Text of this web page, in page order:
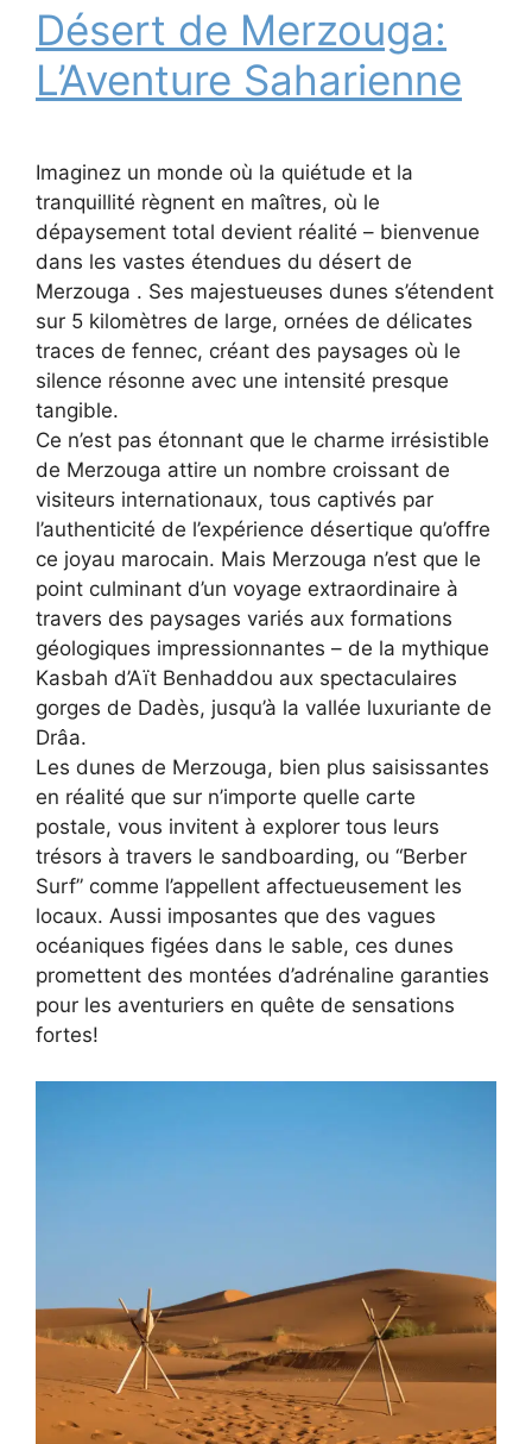
Désert de Merzouga:
L’Aventure Saharienne
Imaginez un monde où la quiétude et la
tranquillité règnent en maîtres, où le
dépaysement total devient réalité – bienvenue
dans les vastes étendues du désert de
Merzouga . Ses majestueuses dunes s’étendent
sur 5 kilomètres de large, ornées de délicates
traces de fennec, créant des paysages où le
silence résonne avec une intensité presque
tangible.
Ce n’est pas étonnant que le charme irrésistible
de Merzouga attire un nombre croissant de
visiteurs internationaux, tous captivés par
l’authenticité de l’expérience désertique qu’offre
ce joyau marocain. Mais Merzouga n’est que le
point culminant d’un voyage extraordinaire à
travers des paysages variés aux formations
géologiques impressionnantes – de la mythique
Kasbah d’Aït Benhaddou aux spectaculaires
gorges de Dadès, jusqu’à la vallée luxuriante de
Drâa.
Les dunes de Merzouga, bien plus saisissantes
en réalité que sur n’importe quelle carte
postale, vous invitent à explorer tous leurs
trésors à travers le sandboarding, ou “Berber
Surf” comme l’appellent affectueusement les
locaux. Aussi imposantes que des vagues
océaniques figées dans le sable, ces dunes
promettent des montées d’adrénaline garanties
pour les aventuriers en quête de sensations
fortes!